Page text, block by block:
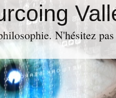
N'hésitez